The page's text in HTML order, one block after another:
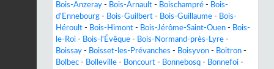
Bois-Anzeray - Bois-Arnault - Boischampré - Bois-
d'Ennebourg - Bois-Guilbert - Bois-Guillaume - Bois-
Héroult - Bois-Himont - Bois-Jérôme-Saint-Ouen - Bois-
le-Roi - Bois-l'Évêque - Bois-Normand-près-Lyre -
Boissay - Boisset-les-Prévanches - Boisyvon - Boitron -
Bolbec - Bolleville - Boncourt - Bonnebosq - Bonnefoi -